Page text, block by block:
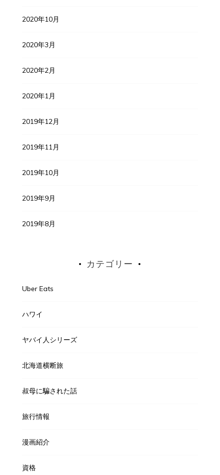
2020年10月
2020年3月
2020年2月
2020年1月
2019年12月
2019年11月
2019年10月
2019年9月
2019年8月
カテゴリー
Uber Eats
ハワイ
ヤバイ人シリーズ
北海道横断旅
叔母に騙された話
旅行情報
漫画紹介
資格